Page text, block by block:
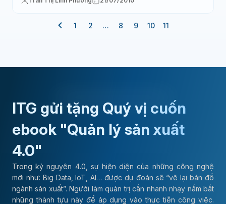
1 2 … 8 9 10 11
ITG gửi tặng Quý vị cuốn
ebook "Quản lý sản xuất
4.0"
Trong kỷ nguyên 4.0, sự hiện diện của những công nghệ
mới như: Big Data, IoT, AI… được dự đoán sẽ “vẽ lại bản đồ
ngành sản xuất”. Người làm quản trị cần nhanh nhạy nắm bắt
những thành tựu này để áp dụng vào thực tiễn công việc.